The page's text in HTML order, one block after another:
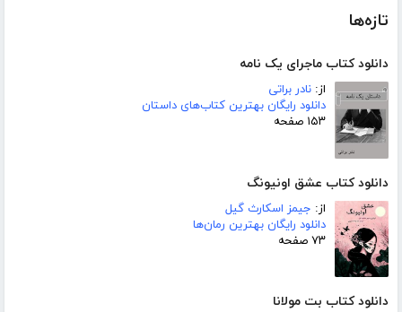
تازه‌ها
دانلود کتاب ماجرای یک نامه
از: نادر براتی
دانلود رایگان بهترین کتاب‌های داستان
۱۵۳ صفحه
دانلود کتاب عشق اونیونگ
از: جیمز اسکارث گیل
دانلود رایگان بهترین رمان‌ها
۷۳ صفحه
دانلود کتاب بت مولانا